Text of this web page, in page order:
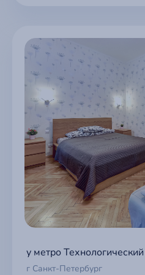
у метро Технологический
г Санкт-Петербург